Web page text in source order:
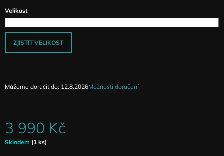
Velikost
ZJISTIT VELIKOST
Můžeme doručit do: 12.8.2026Možnosti doručení
3 990 Kč
Měrná
Skladem (1 ks)